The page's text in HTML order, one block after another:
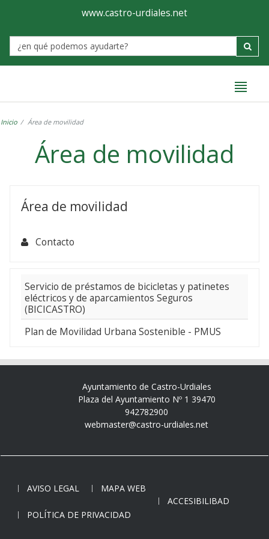
Ayuntamiento
de
Castro-
www.castro-urdiales.net
Label
Inicio Área de movilidad
Área de movilidad
Área de movilidad
Contacto
Servicio de préstamos de bicicletas y patinetes
eléctricos y de aparcamientos Seguros
(BICICASTRO)
Plan de Movilidad Urbana Sostenible - PMUS
Ayuntamiento de Castro-Urdiales
Plaza del Ayuntamiento Nº 1 39470
942782900
webmaster@castro-urdiales.net
AVISO LEGAL
MAPA WEB
ACCESIBILIBAD
POLÍTICA DE PRIVACIDAD